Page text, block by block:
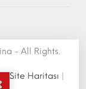
- All Rights.
Site Haritası |